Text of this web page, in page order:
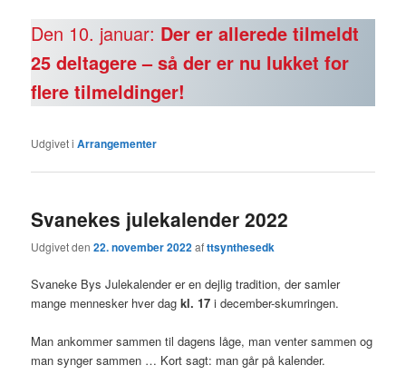
Den 10. januar: Der er allerede tilmeldt
25 deltagere – så der er nu lukket for
flere tilmeldinger!
Udgivet i Arrangementer
Svanekes julekalender 2022
Udgivet den22. november 2022afttsynthesedk
Svaneke Bys Julekalender er en dejlig tradition, der samler
mange mennesker hver dagkl. 17i december-skumringen.
Man ankommer sammen til dagens låge, man venter sammen og
man synger sammen … Kort sagt: man går på kalender.